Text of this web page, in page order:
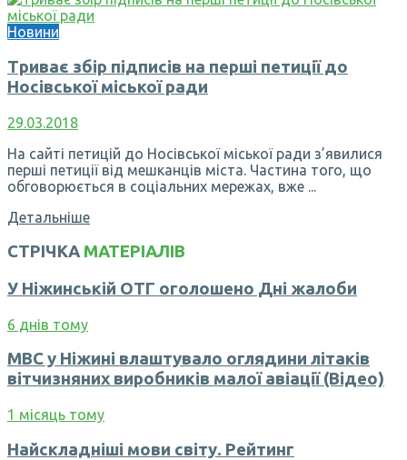
Новини
Триває збір підписів на перші петиції до
Носівської міської ради
29.03.2018
На сайті петицій до Носівської міської ради з’явилися
перші петиції від мешканців міста. Частина того, що
обговорюється в соціальних мережах, вже ...
Детальніше
СТРІЧКА МАТЕРІАЛІВ
У Ніжинській ОТГ оголошено Дні жалоби
6 днів тому
МВС у Ніжині влаштувало оглядини літаків
вітчизняних виробників малої авіації (Відео)
1 місяць тому
Найскладніші мови світу. Рейтинг